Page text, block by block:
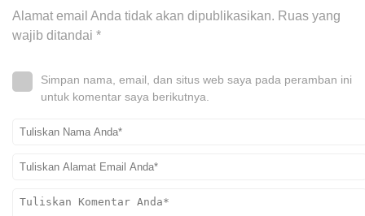
Alamat email Anda tidak akan dipublikasikan. Ruas yang
wajib ditandai *
Simpan nama, email, dan situs web saya pada peramban ini
untuk komentar saya berikutnya.